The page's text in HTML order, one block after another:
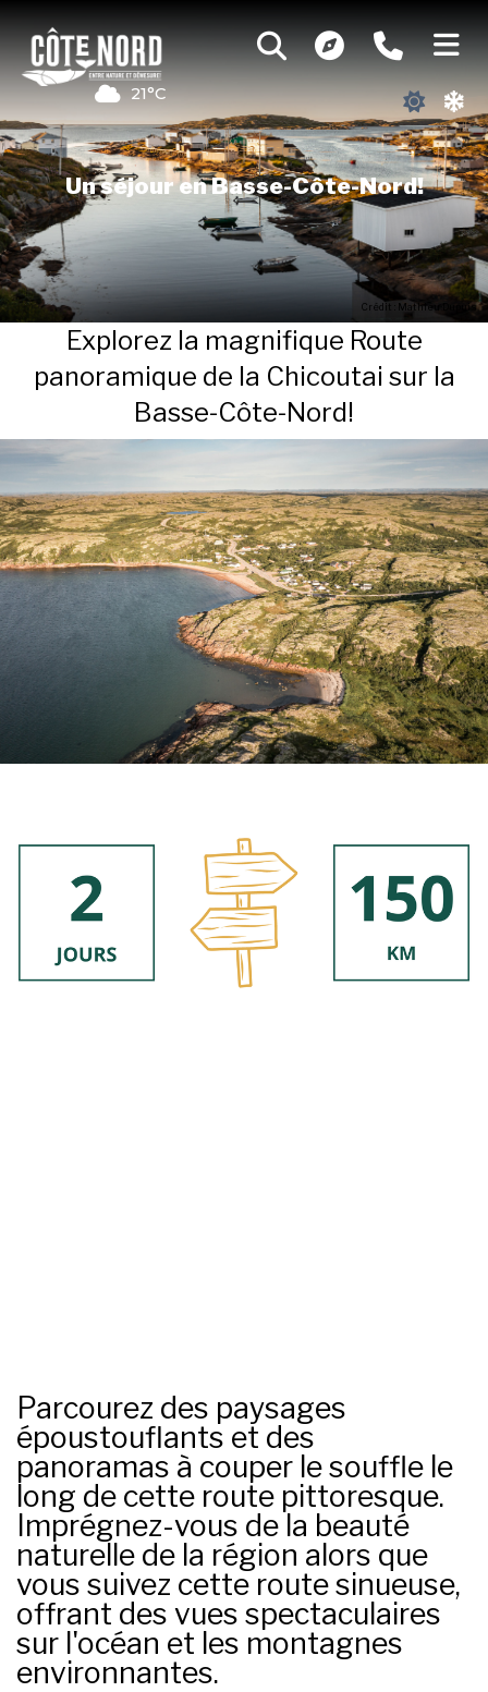
21°C
Un séjour en Basse-Côte-Nord!
Crédit : Mathieu Dupuis
Explorez la magnifique Route
panoramique de la Chicoutai sur la
Basse-Côte-Nord!
Parcourez des paysages
époustouflants et des
panoramas à couper le souffle le
long de cette route pittoresque.
Imprégnez-vous de la beauté
naturelle de la région alors que
vous suivez cette route sinueuse,
offrant des vues spectaculaires
sur l'océan et les montagnes
environnantes.